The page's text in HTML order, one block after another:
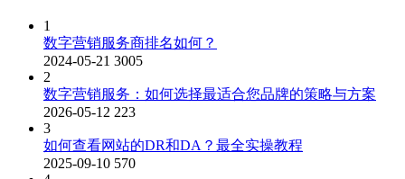
1
数字营销服务商排名如何？
2024-05-21 3005
2
数字营销服务：如何选择最适合您品牌的策略与方案
2026-05-12 223
3
如何查看网站的DR和DA？最全实操教程
2025-09-10 570